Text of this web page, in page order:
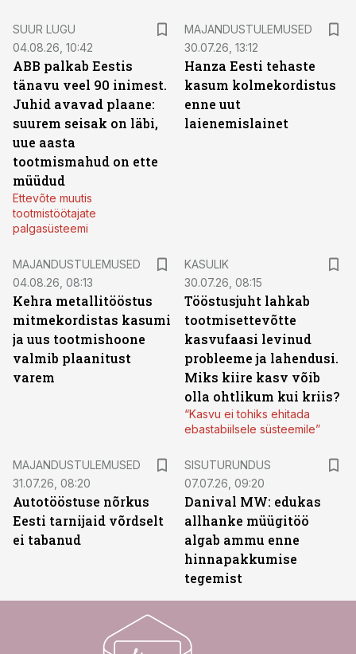
SUUR LUGU
04.08.26, 10:42
ABB palkab Eestis
tänavu veel 90 inimest.
Juhid avavad plaane:
suurem seisak on läbi,
uue aasta
tootmismahud on ette
müüdud
Ettevõte muutis
tootmistöötajate
palgasüsteemi
MAJANDUSTULEMUSED
30.07.26, 13:12
Hanza Eesti tehaste
kasum kolmekordistus
enne uut
laienemislainet
MAJANDUSTULEMUSED
04.08.26, 08:13
Kehra metallitööstus
mitmekordistas kasumi
ja uus tootmishoone
valmib plaanitust
varem
KASULIK
30.07.26, 08:15
Tööstusjuht lahkab
tootmisettevõtte
kasvufaasi levinud
probleeme ja lahendusi.
Miks kiire kasv võib
olla ohtlikum kui kriis?
“Kasvu ei tohiks ehitada
ebastabiilsele süsteemile”
MAJANDUSTULEMUSED
31.07.26, 08:20
Autotööstuse nõrkus
Eesti tarnijaid võrdselt
ei tabanud
SISUTURUNDUS
07.07.26, 09:20
Danival MW: edukas
allhanke müügitöö
algab ammu enne
hinnapakkumise
tegemist